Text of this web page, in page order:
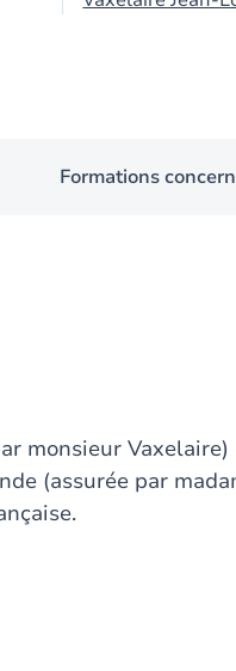
Formations
monsieur Vaxelaire)
(assurée par